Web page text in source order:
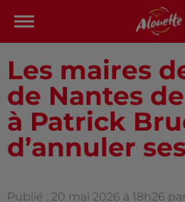
Les maires
de Nantes
à Patrick
d’annuler
Publié : 20 mai 2026 à 18h26 par